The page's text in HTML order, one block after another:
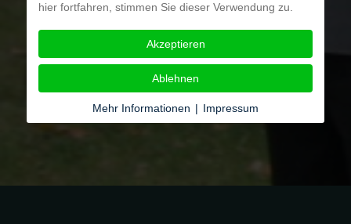
hier fortfahren, stimmen Sie dieser Verwendung zu.
Akzeptieren
Ablehnen
Mehr Informationen | Impressum